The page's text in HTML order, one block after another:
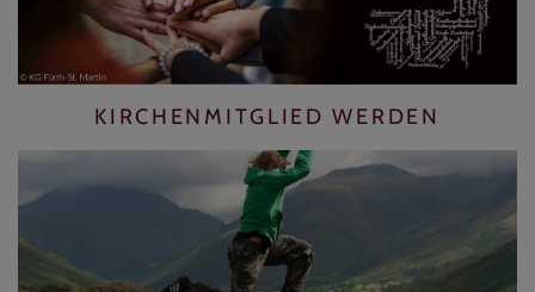
KIRCHENMITGLIED WERDEN